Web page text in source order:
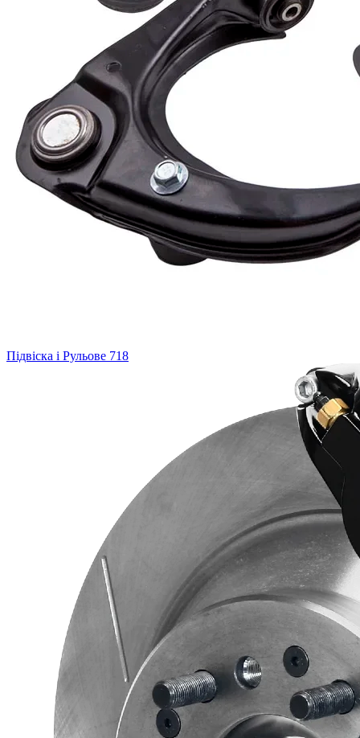
Підвіска і Рульове 718